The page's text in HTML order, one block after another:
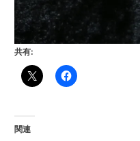
共有:
関連